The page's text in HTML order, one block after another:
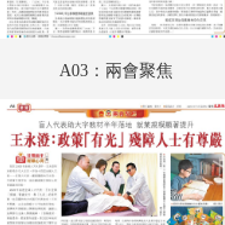
B05：體育
A03：兩會聚焦